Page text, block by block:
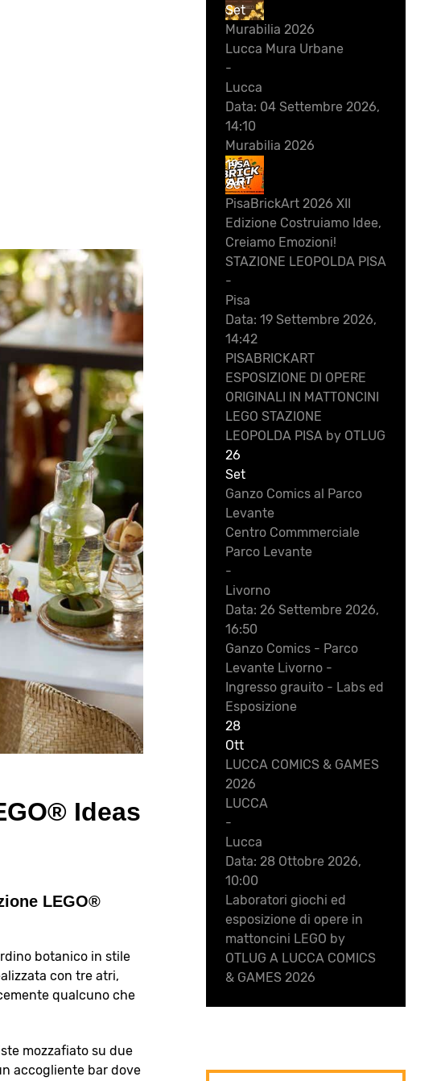
Ideas
LEGO®
botanico in stile
con tre atri,
qualcuno che
mozzafiato su due
accogliente bar dove
Set
Murabilia 2026
Lucca Mura Urbane
-
Lucca
Data: 04 Settembre 2026,
14:10
Murabilia 2026
19
Set
PisaBrickArt 2026 XII
Edizione Costruiamo Idee,
Creiamo Emozioni!
STAZIONE LEOPOLDA PISA
-
Pisa
Data: 19 Settembre 2026,
14:42
PISABRICKART
ESPOSIZIONE DI OPERE
ORIGINALI IN MATTONCINI
LEGO STAZIONE
LEOPOLDA PISA by OTLUG
26
Set
Ganzo Comics al Parco
Levante
Centro Commmerciale
Parco Levante
-
Livorno
Data: 26 Settembre 2026,
16:50
Ganzo Comics - Parco
Levante Livorno -
Ingresso grauito - Labs ed
Esposizione
28
Ott
LUCCA COMICS & GAMES
2026
LUCCA
-
Lucca
Data: 28 Ottobre 2026,
10:00
Laboratori giochi ed
esposizione di opere in
mattoncini LEGO by
OTLUG A LUCCA COMICS
& GAMES 2026